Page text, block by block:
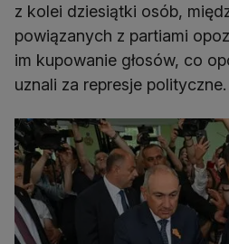
z kolei dziesiątki osób,
powiązanych z partiami
im kupowanie głosów, co
uznali za represje polityczne.